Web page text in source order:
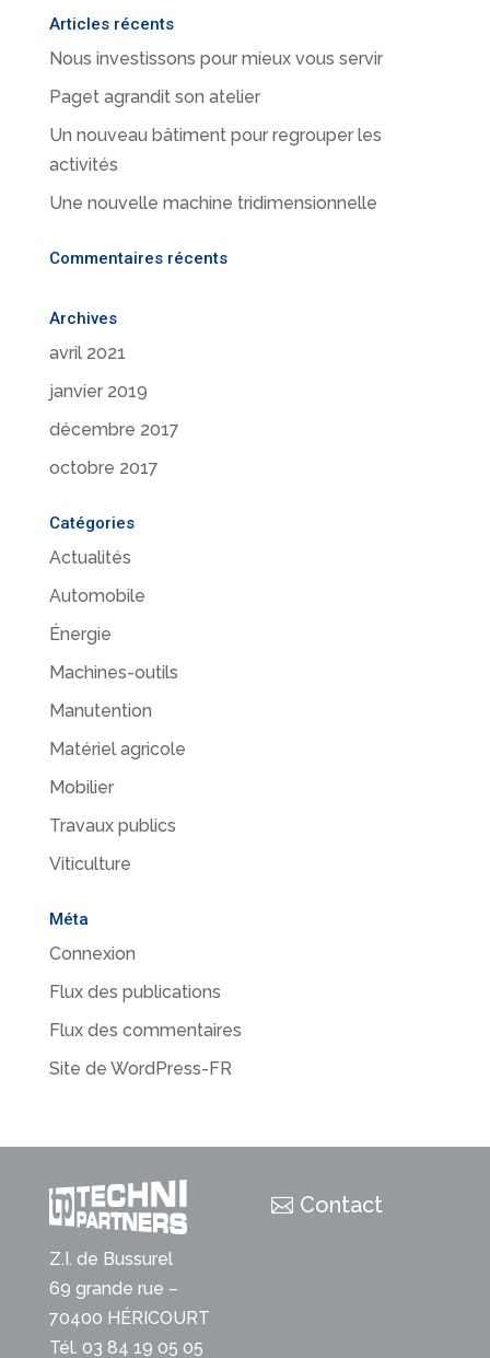
Articles récents
Nous investissons pour mieux vous servir
Paget agrandit son atelier
Un nouveau bâtiment pour regrouper les
activités
Une nouvelle machine tridimensionnelle
Commentaires récents
Archives
avril 2021
janvier 2019
décembre 2017
octobre 2017
Catégories
Actualités
Automobile
Énergie
Machines-outils
Manutention
Matériel agricole
Mobilier
Travaux publics
Viticulture
Méta
Connexion
Flux des publications
Flux des commentaires
Site de WordPress-FR
Z.I. de Bussurel
69 grande rue –
70400 HÉRICOURT
Tél. 03 84 19 05 05
Contact